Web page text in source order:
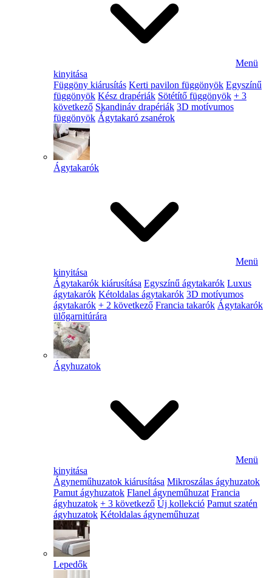
Menü
kinyitása
Függöny kiárusítás Kerti pavilon függönyök Egyszínű
függönyök Kész drapériák Sötétítő függönyök + 3
következő Skandináv drapériák 3D motívumos
függönyök Ágytakaró zsanérok
Ágytakarók
Menü
kinyitása
Ágytakarók kiárusítása Egyszínű ágytakarók Luxus
ágytakarók Kétoldalas ágytakarók 3D motívumos
ágytakarók + 2 következő Francia takarók Ágytakarók
ülőgarnitúrára
Ágyhuzatok
Menü
kinyitása
Ágyneműhuzatok kiárusítása Mikroszálas ágyhuzatok
Pamut ágyhuzatok Flanel ágyneműhuzat Francia
ágyhuzatok + 3 következő Új kollekció Pamut szatén
ágyhuzatok Kétoldalas ágyneműhuzat
Lepedők